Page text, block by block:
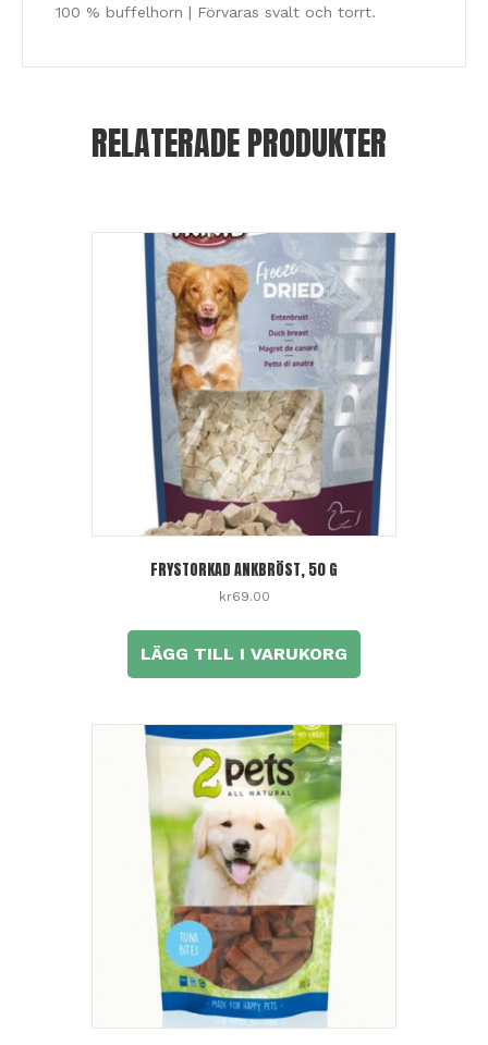
100 % buffelhorn | Förvaras svalt och torrt.
RELATERADE PRODUKTER
FRYSTORKAD ANKBRÖST, 50 G
kr69.00
LÄGG TILL I VARUKORG